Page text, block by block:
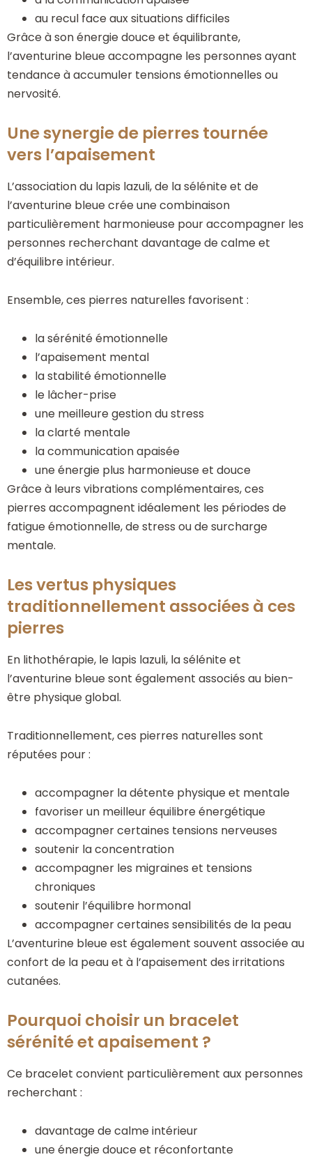
au recul face aux situations difficiles
Grâce à son énergie douce et équilibrante,
l’aventurine bleue accompagne les personnes ayant
tendance à accumuler tensions émotionnelles ou
nervosité.
Une synergie de pierres tournée
vers l’apaisement
L’association du lapis lazuli, de la sélénite et de
l’aventurine bleue crée une combinaison
particulièrement harmonieuse pour accompagner les
personnes recherchant davantage de calme et
d’équilibre intérieur.
Ensemble, ces pierres naturelles favorisent :
la sérénité émotionnelle
l’apaisement mental
la stabilité émotionnelle
le lâcher-prise
une meilleure gestion du stress
la clarté mentale
la communication apaisée
une énergie plus harmonieuse et douce
Grâce à leurs vibrations complémentaires, ces
pierres accompagnent idéalement les périodes de
fatigue émotionnelle, de stress ou de surcharge
mentale.
Les vertus physiques
traditionnellement associées à ces
pierres
En lithothérapie, le lapis lazuli, la sélénite et
l’aventurine bleue sont également associés au bien-
être physique global.
Traditionnellement, ces pierres naturelles sont
réputées pour :
accompagner la détente physique et mentale
favoriser un meilleur équilibre énergétique
accompagner certaines tensions nerveuses
soutenir la concentration
accompagner les migraines et tensions
chroniques
soutenir l’équilibre hormonal
accompagner certaines sensibilités de la peau
L’aventurine bleue est également souvent associée au
confort de la peau et à l’apaisement des irritations
cutanées.
Pourquoi choisir un bracelet
sérénité et apaisement ?
Ce bracelet convient particulièrement aux personnes
recherchant :
davantage de calme intérieur
une énergie douce et réconfortante